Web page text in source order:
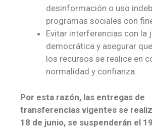
desinformación o uso
programas sociales con
Evitar interferencias con la
democrática y asegurar
los recursos se realice en
normalidad y confianza.
Por esta razón, las entregas de
transferencias vigentes se
18 de junio, se suspenderán el